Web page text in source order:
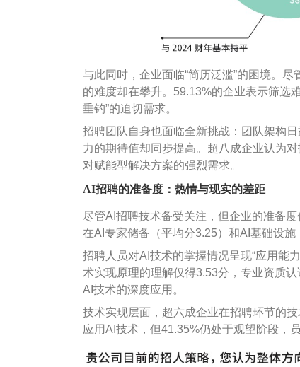
与此同时，企业面临“简历泛滥”的困境。
的难度却在攀升。59.13%的企业表示筛选
垂钓”的迫切需求。
招聘团队自身也面临全新挑战：团队架构
力的期待值却同步提高。超八成企业认为
对赋能型解决方案的强烈需求。
AI招聘的准备度：热情与现实的差距
尽管AI招聘技术备受关注，但企业的准备
在AI专家储备（平均分3.25）和AI基础设施
招聘人员对AI技术的掌握情况呈现“应用能
术实现原理的理解仅得3.53分，专业资质
AI技术的深度应用。
技术实现层面，超六成企业在招聘环节的
应用AI技术，但41.35%仍处于观望阶段，